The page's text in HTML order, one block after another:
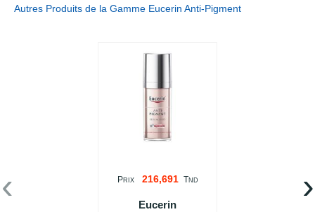
Autres Produits de la Gamme Eucerin Anti-Pigment
PRIX 216,691 TND
Eucerin
‹ ›